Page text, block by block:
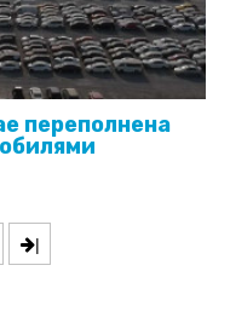
переполнена
|